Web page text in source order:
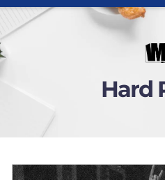
Hard